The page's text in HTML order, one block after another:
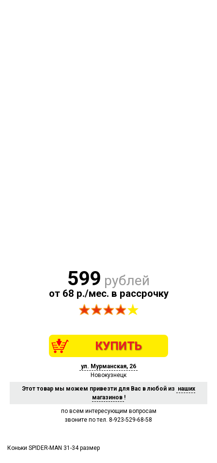
599 рублей
от 68 р./мес. в рассрочку
КУПИТЬ
ул. Мурманская, 26
Новокузнецк
Этот товар мы можем привезти для Вас в любой из наших
магазинов !
по всем интересующим вопросам
звоните по тел. 8-923-529-68-58
Коньки SPIDER-MAN 31-34 размер